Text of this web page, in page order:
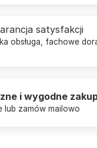
satysfakcji
obsługa, fachowe
i wygodne
lub zamów mailowo